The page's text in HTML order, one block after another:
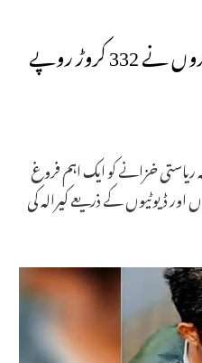
کرسمس کے دوران کیرالہ باشندوں نے 332 کروڑ روپے
خزانے کو ایک اہم فروغ
اور ڈیوٹیوں کے ذریعے کیرالہ کی